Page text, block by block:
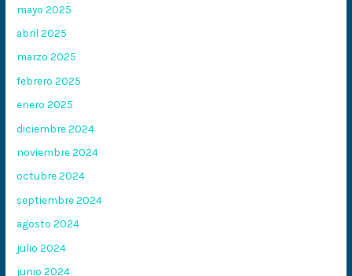
mayo 2025
abril 2025
marzo 2025
febrero 2025
enero 2025
diciembre 2024
noviembre 2024
octubre 2024
septiembre 2024
agosto 2024
julio 2024
junio 2024